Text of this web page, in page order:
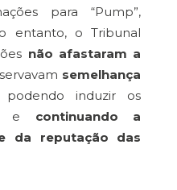
para “Pump”,
entanto, o Tribunal
não afastaram a
semelhança
induzir os
e continuando a
da reputação das